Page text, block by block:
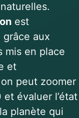
est
grâce aux
mis en place
et
peut zoomer
évaluer l’état
planète qui